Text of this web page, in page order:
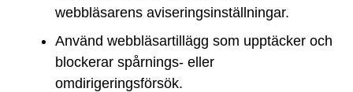
webbläsarens aviseringsinställningar.
Använd webbläsartillägg som upptäcker och
blockerar spårnings- eller
omdirigeringsförsök.